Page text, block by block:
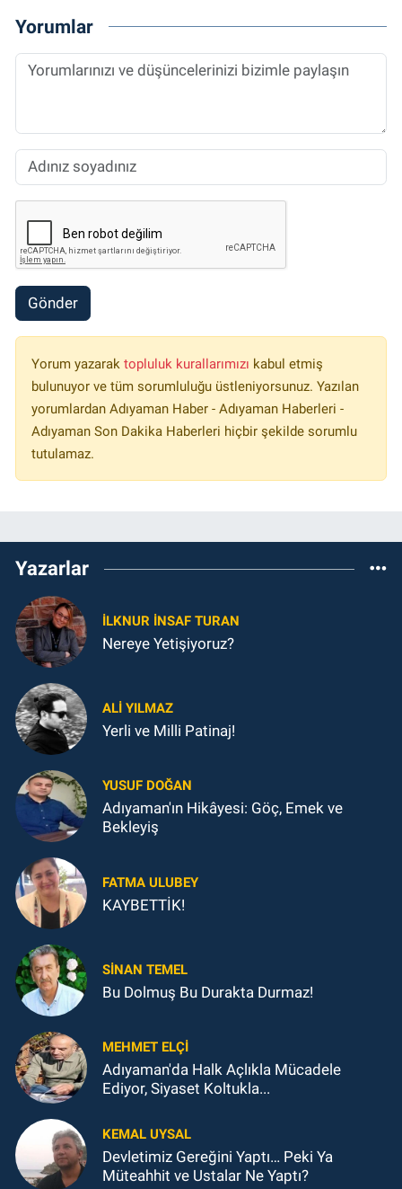
Yorumlar
Gönder
Yorum yazarak topluluk kurallarımızı kabul etmiş
bulunuyor ve tüm sorumluluğu üstleniyorsunuz. Yazılan
yorumlardan Adıyaman Haber - Adıyaman Haberleri -
Adıyaman Son Dakika Haberleri hiçbir şekilde sorumlu
tutulamaz.
Yazarlar
İLKNUR İNSAF TURAN
Nereye Yetişiyoruz?
ALI YILMAZ
Yerli ve Milli Patinaj!
YUSUF DOĞAN
Adıyaman'ın Hikâyesi: Göç, Emek ve
Bekleyiş
FATMA ULUBEY
KAYBETTİK!
SINAN TEMEL
Bu Dolmuş Bu Durakta Durmaz!
MEHMET ELÇI
Adıyaman'da Halk Açlıkla Mücadele
Ediyor, Siyaset Koltukla...
KEMAL UYSAL
Devletimiz Gereğini Yaptı… Peki Ya
Müteahhit ve Ustalar Ne Yaptı?